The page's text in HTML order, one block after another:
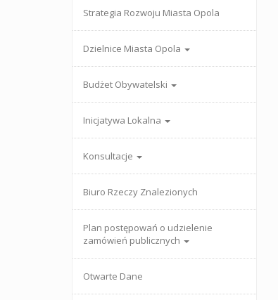
Strategia Rozwoju Miasta Opola
Dzielnice Miasta Opola
Budżet Obywatelski
Inicjatywa Lokalna
Konsultacje
Biuro Rzeczy Znalezionych
Plan postępowań o udzielenie
zamówień publicznych
Otwarte Dane